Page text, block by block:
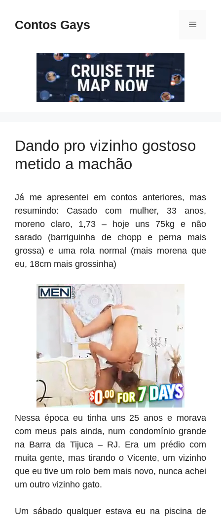
paraContos Gays Menu
Dando pro vizinho gostoso
metido a machão
Já me apresentei em contos anteriores, mas
resumindo: Casado com mulher, 33 anos,
moreno claro, 1,73 – hoje uns 75kg e não
sarado (barriguinha de chopp e perna mais
grossa) e uma rola normal (mais morena que
eu, 18cm mais grossinha)
Nessa época eu tinha uns 25 anos e morava
com meus pais ainda, num condomínio grande
na Barra da Tijuca – RJ. Era um prédio com
muita gente, mas tirando o Vicente, um vizinho
que eu tive um rolo bem mais novo, nunca achei
um outro vizinho gato.
Um sábado qualquer estava eu na piscina de